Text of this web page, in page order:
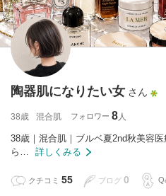
陶器肌になりたい女 さん
38歳 混合肌 フォロワー 8
38歳｜混合肌｜ブルベ夏2nd秋美容
ら…
詳しくみる
クチコミ 55 ブログ 0